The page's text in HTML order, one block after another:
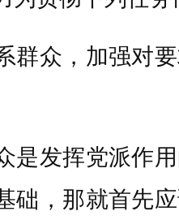
众，加强对要
发挥党派作用
础，那就首先